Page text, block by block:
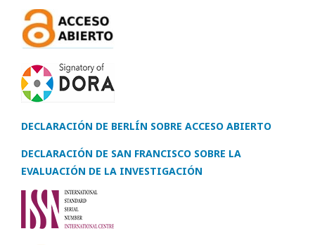
DECLARACIÓN DE BERLÍN SOBRE ACCESO ABIERTO
DECLARACIÓN DE SAN FRANCISCO SOBRE LA
EVALUACIÓN DE LA INVESTIGACIÓN